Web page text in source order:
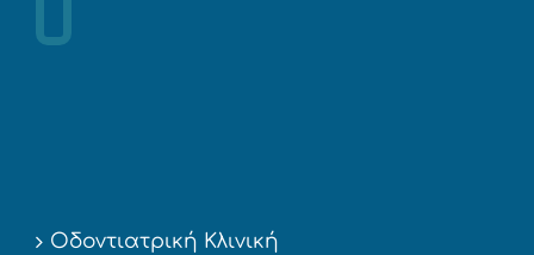
Οδοντιατρική Κλινική